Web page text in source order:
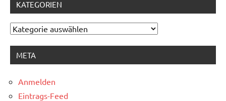
KATEGORIEN
Kategorien
META
Anmelden
Eintrags-Feed